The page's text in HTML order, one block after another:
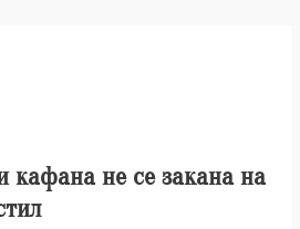
кафана не се закана на